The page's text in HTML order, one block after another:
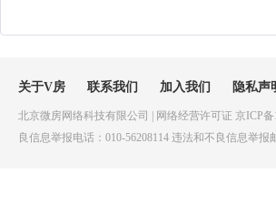
关于V房 联系我们 加入我们 隐私声
北京微房网络科技有限公司 | 网络经营许可证 京ICP
良信息举报电话：010-56208114 违法和不良信息举报